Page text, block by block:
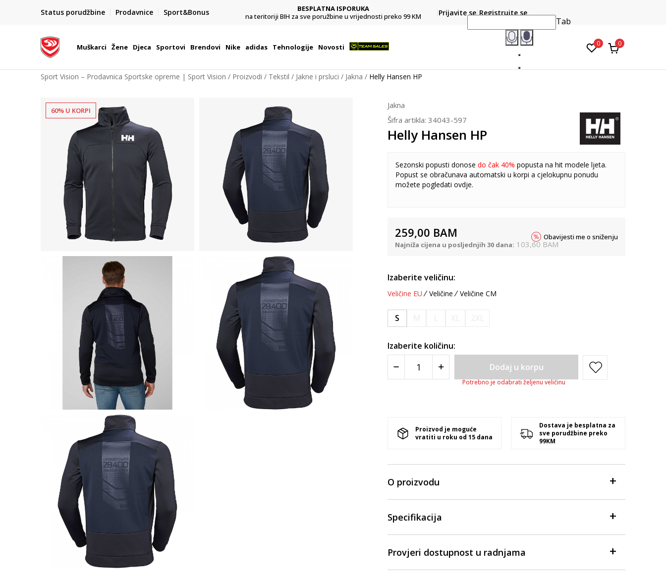
Status porudžbine Prodavnice Sport&Bonus
POZOVITE NAS NA : 055/490-400
Pon-Pet od 9h - 16h
BESPLATNA ISPORUKA
na teritoriji BIH za sve poružbine u vrijednosti preko 99 KM
Platite karticom online i preuzmite u prodavnici po vašem
Prijavite se Registrujte se
Muškarci Žene Djeca Sportovi Brendovi Nike adidas Tehnologije Novosti
Tab
0 0
Sport Vision – Prodavnica Sportske opreme | Sport Vision Proizvodi Tekstil Jakne i prsluci Jakna Helly Hansen HP
60% U KORPI
Jakna
Šifra artikla: 34043-597
Helly Hansen HP
Sezonski popusti donose do čak 40% popusta na hit modele ljeta.
Popust se obračunava automatski u korpi a cjelokupnu ponudu
možete pogledati ovdje.
259,00 BAM
Najniža cijena u posljednjih 30 dana: 103,60 BAM
Obavijesti me o sniženju
Izaberite veličinu:
Veličine EU Veličine Veličine CM
S
Izaberite količinu:
Dodaj u korpu
Potrebno je odabrati željenu veličinu
Proizvod je moguće
vratiti u roku od 15 dana
Dostava je besplatna za
sve porudžbine preko
99KM
O proizvodu
Specifikacija
Provjeri dostupnost u radnjama